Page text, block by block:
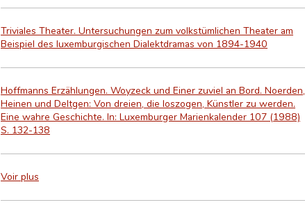
Triviales Theater. Untersuchungen zum volkstümlichen Theater am
Beispiel des luxemburgischen Dialektdramas von 1894-1940
Hoffmanns Erzählungen. Woyzeck und Einer zuviel an Bord. Noerden,
Heinen und Deltgen: Von dreien, die loszogen, Künstler zu werden.
Eine wahre Geschichte. In: Luxemburger Marienkalender 107 (1988)
S. 132-138
Voir plus